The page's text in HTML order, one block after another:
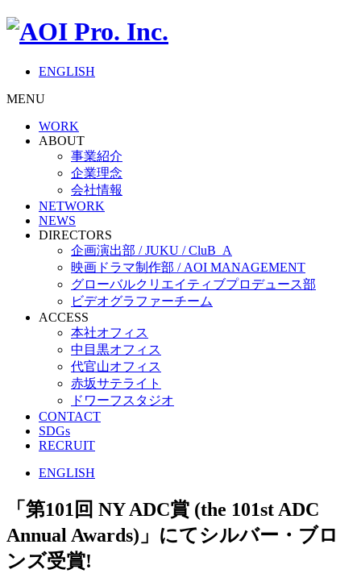
ENGLISH
MENU
WORK
ABOUT
事業紹介
企業理念
会社情報
NETWORK
NEWS
DIRECTORS
企画演出部 / JUKU / CluB_A
映画ドラマ制作部 / AOI MANAGEMENT
グローバルクリエイティブプロデュース部
ビデオグラファーチーム
ACCESS
本社オフィス
中目黒オフィス
代官山オフィス
赤坂サテライト
ドワーフスタジオ
CONTACT
SDGs
RECRUIT
ENGLISH
「第101回 NY ADC賞 (the 101st ADC
Annual Awards)」にてシルバー・ブロ
ンズ受賞!